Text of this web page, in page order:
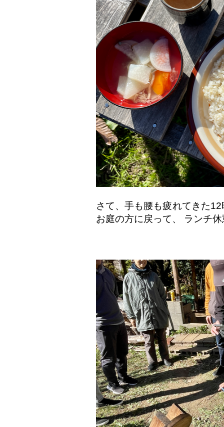
さて、手も腰も疲れてきた
お庭の方に戻って、 ランチ